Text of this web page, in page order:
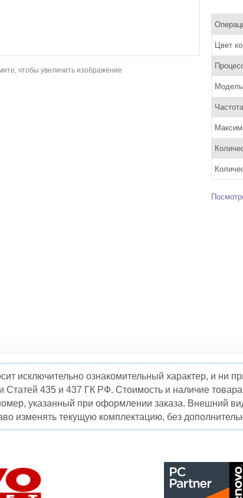
чтобы увеличить изображение
Цвет
исключительно ознакомительный характер, и ни
435 и 437 ГК РФ. Стоимость и наличие
указанный при оформлении заказа. Внешний
изменять текущую комплектацию, без